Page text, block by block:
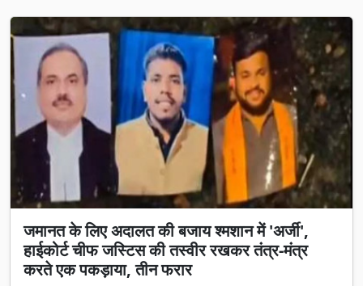
जमानत के लिए अदालत की बजाय श्मशान में 'अर्जी',
हाईकोर्ट चीफ जस्टिस की तस्वीर रखकर तंत्र-मंत्र
करते एक पकड़ाया, तीन फरार